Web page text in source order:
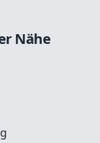
Nähe